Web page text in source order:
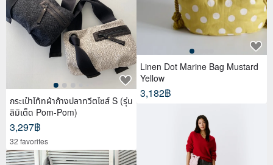
กระเป๋าโท้ทผ้าก้างปลาทวีตไซส์ S (รุ่น
ลิมิเต็ด Pom-Pom)
3,297฿
32 favorites
Linen Dot Marine Bag Mustard
Yellow
3,182฿